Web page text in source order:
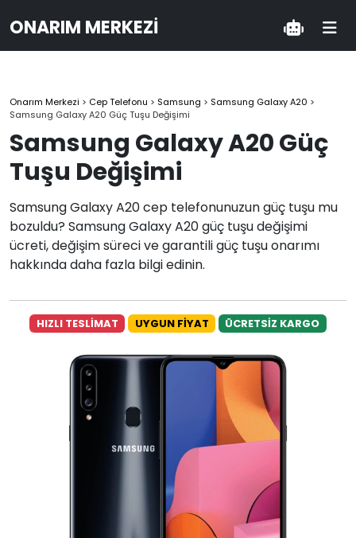
ONARIM MERKEZI
Onarım Merkezi > Cep Telefonu > Samsung > Samsung Galaxy A20 >
Samsung Galaxy A20 Güç Tuşu Değişimi
Samsung Galaxy A20 Güç
Tuşu Değişimi
Samsung Galaxy A20 cep telefonunuzun güç tuşu mu
bozuldu? Samsung Galaxy A20 güç tuşu değişimi
ücreti, değişim süreci ve garantili güç tuşu onarımı
hakkında daha fazla bilgi edinin.
HIZLI TESLİMAT UYGUN FİYAT ÜCRETSİZ KARGO